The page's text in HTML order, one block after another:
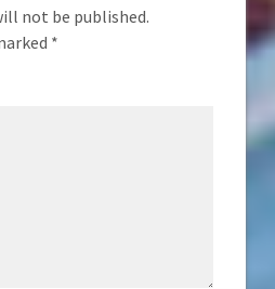
not be published.
*